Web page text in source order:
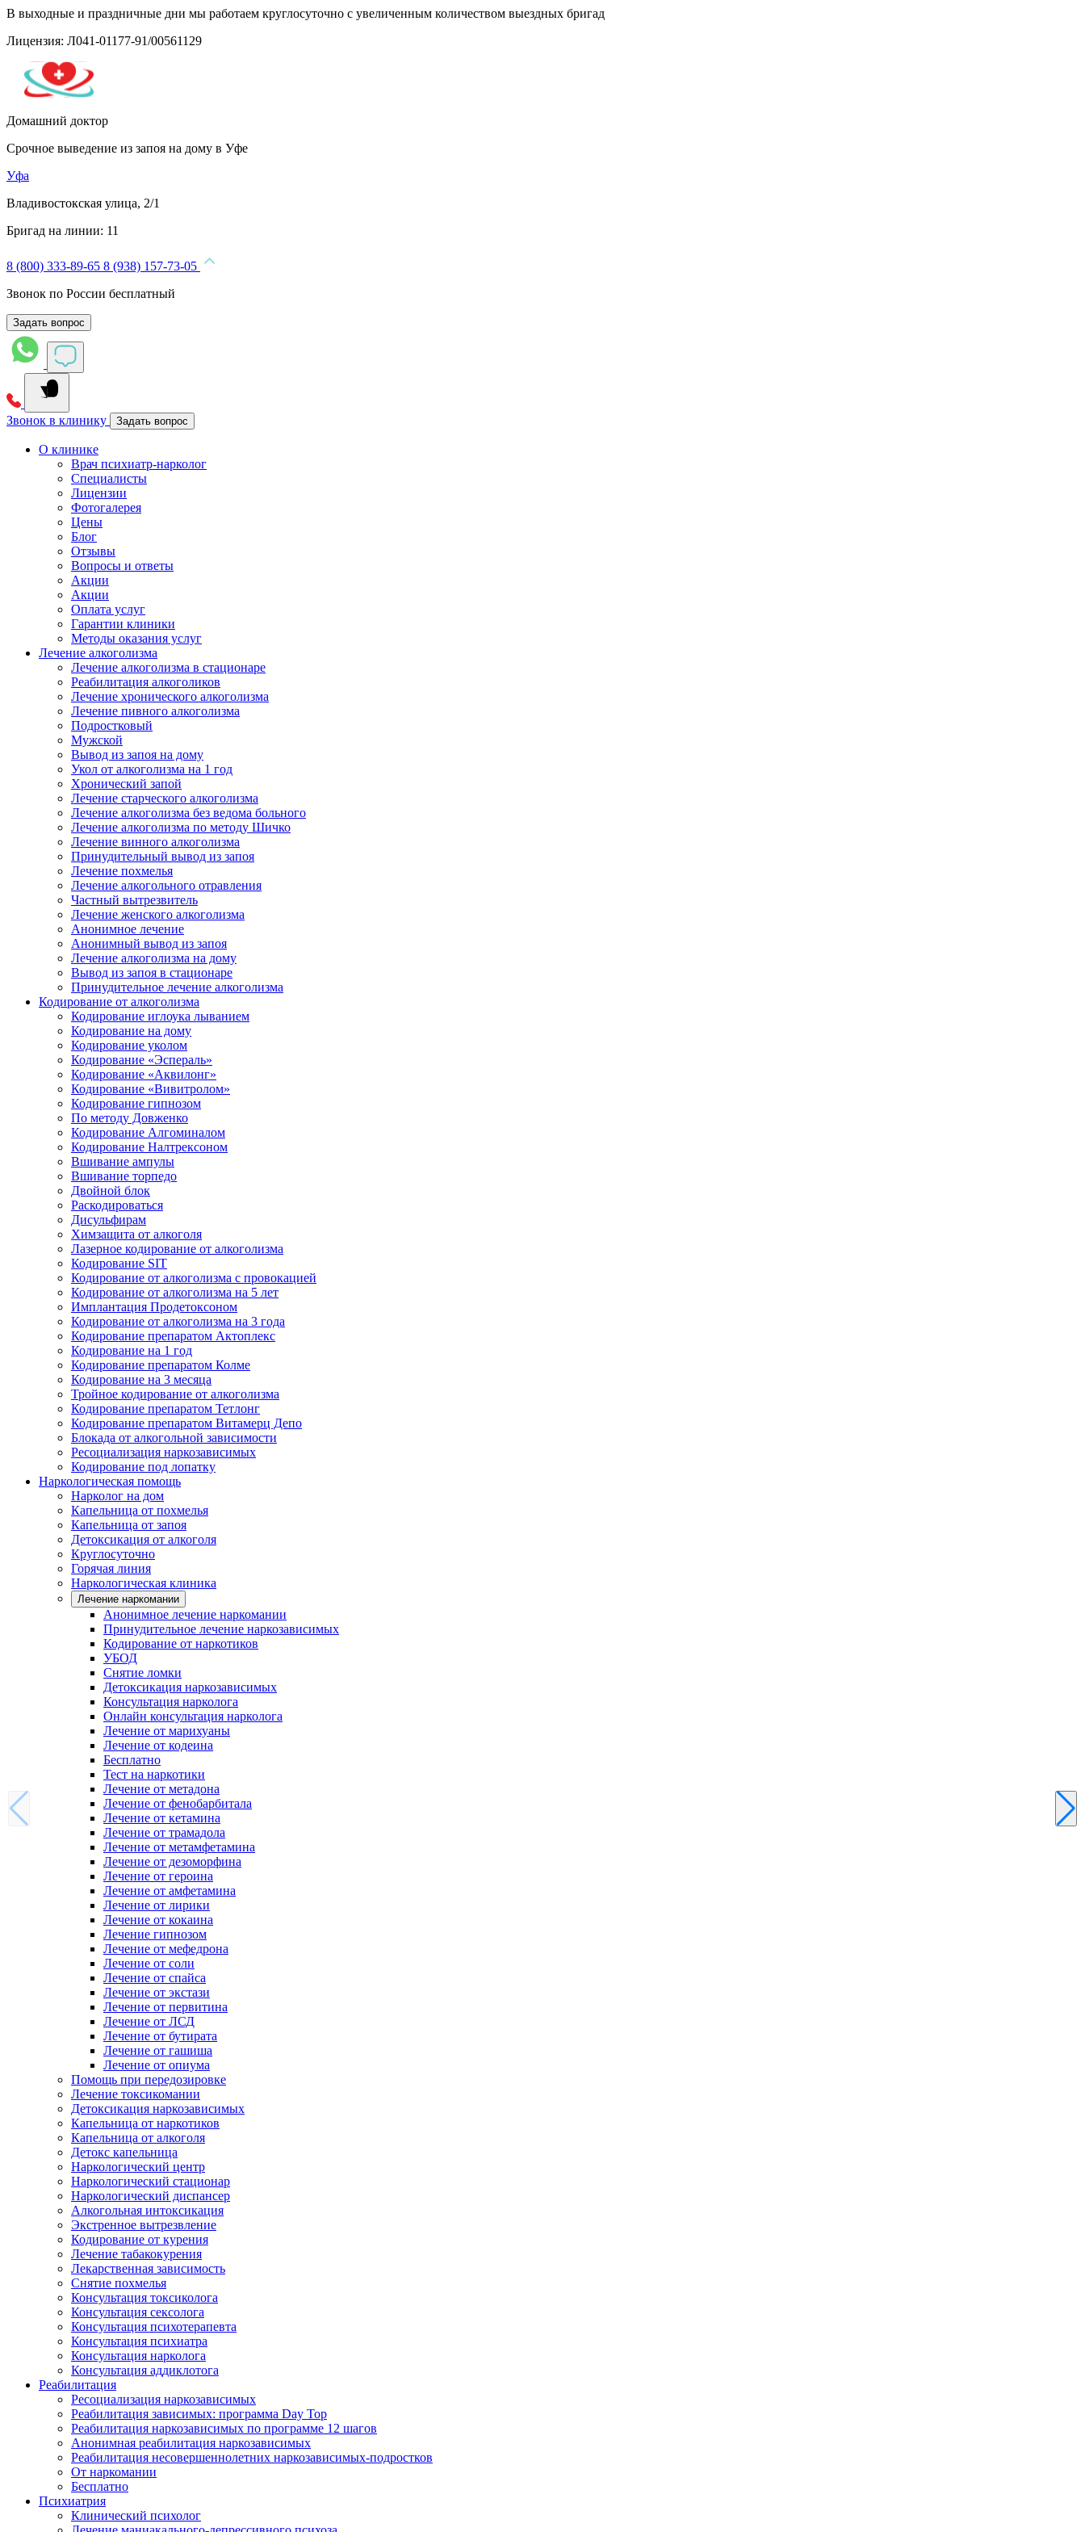
В выходные и праздничные дни мы работаем круглосуточно с увеличенным количеством выездных бригад
Лицензия: Л041-01177-91/00561129
Домашний доктор
Срочное выведение из запоя на дому в Уфе
Уфа
Владивостокская улица, 2/1
Бригад на линии: 11
8 (800) 333-89-65 8 (938) 157-73-05
Звонок по России бесплатный
Задать вопрос
Звонок в клинику Задать вопрос
О клинике
Врач психиатр-нарколог
Специалисты
Лицензии
Фотогалерея
Цены
Блог
Отзывы
Вопросы и ответы
Акции
Акции
Оплата услуг
Гарантии клиники
Методы оказания услуг
Лечение алкоголизма
Лечение алкоголизма в стационаре
Реабилитация алкоголиков
Лечение хронического алкоголизма
Лечение пивного алкоголизма
Подростковый
Мужской
Вывод из запоя на дому
Укол от алкоголизма на 1 год
Хронический запой
Лечение старческого алкоголизма
Лечение алкоголизма без ведома больного
Лечение алкоголизма по методу Шичко
Лечение винного алкоголизма
Принудительный вывод из запоя
Лечение похмелья
Лечение алкогольного отравления
Частный вытрезвитель
Лечение женского алкоголизма
Анонимное лечение
Анонимный вывод из запоя
Лечение алкоголизма на дому
Вывод из запоя в стационаре
Принудительное лечение алкоголизма
Кодирование от алкоголизма
Кодирование иглоука лыванием
Кодирование на дому
Кодирование уколом
Кодирование «Эспераль»
Кодирование «Аквилонг»
Кодирование «Вивитролом»
Кодирование гипнозом
По методу Довженко
Кодирование Алгоминалом
Кодирование Налтрексоном
Вшивание ампулы
Вшивание торпедо
Двойной блок
Раскодироваться
Дисульфирам
Химзащита от алкоголя
Лазерное кодирование от алкоголизма
Кодирование SIT
Кодирование от алкоголизма с провокацией
Кодирование от алкоголизма на 5 лет
Имплантация Продетоксоном
Кодирование от алкоголизма на 3 года
Кодирование препаратом Актоплекс
Кодирование на 1 год
Кодирование препаратом Колме
Кодирование на 3 месяца
Тройное кодирование от алкоголизма
Кодирование препаратом Тетлонг
Кодирование препаратом Витамерц Депо
Блокада от алкогольной зависимости
Ресоциализация наркозависимых
Кодирование под лопатку
Наркологическая помощь
Нарколог на дом
Капельница от похмелья
Капельница от запоя
Детоксикация от алкоголя
Круглосуточно
Горячая линия
Наркологическая клиника
Лечение наркомании
Анонимное лечение наркомании
Принудительное лечение наркозависимых
Кодирование от наркотиков
УБОД
Снятие ломки
Детоксикация наркозависимых
Консультация нарколога
Онлайн консультация нарколога
Лечение от марихуаны
Лечение от кодеина
Бесплатно
Тест на наркотики
Лечение от метадона
Лечение от фенобарбитала
Лечение от кетамина
Лечение от трамадола
Лечение от метамфетамина
Лечение от дезоморфина
Лечение от героина
Лечение от амфетамина
Лечение от лирики
Лечение от кокаина
Лечение гипнозом
Лечение от мефедрона
Лечение от соли
Лечение от спайса
Лечение от экстази
Лечение от первитина
Лечение от ЛСД
Лечение от бутирата
Лечение от гашиша
Лечение от опиума
Помощь при передозировке
Лечение токсикомании
Детоксикация наркозависимых
Капельница от наркотиков
Капельница от алкоголя
Детокс капельница
Наркологический центр
Наркологический стационар
Наркологический диспансер
Алкогольная интоксикация
Экстренное вытрезвление
Кодирование от курения
Лечение табакокурения
Лекарственная зависимость
Снятие похмелья
Консультация токсиколога
Консультация сексолога
Консультация психотерапевта
Консультация психиатра
Консультация нарколога
Консультация аддиклотога
Реабилитация
Ресоциализация наркозависимых
Реабилитация зависимых: программа Day Top
Реабилитация наркозависимых по программе 12 шагов
Анонимная реабилитация наркозависимых
Реабилитация несовершеннолетних наркозависимых-подростков
От наркомании
Бесплатно
Психиатрия
Клинический психолог